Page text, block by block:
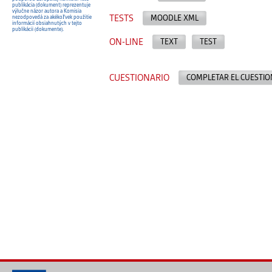
publikácia (dokument) reprezentuje
výlučne názor autora a Komisia
nezodpovedá za akékoľvek použitie
informácií obsiahnutých v tejto
publikácii (dokumente).
TESTS MOODLE XML
ON-LINE TEXT TEST
CUESTIONARIO COMPLETAR EL